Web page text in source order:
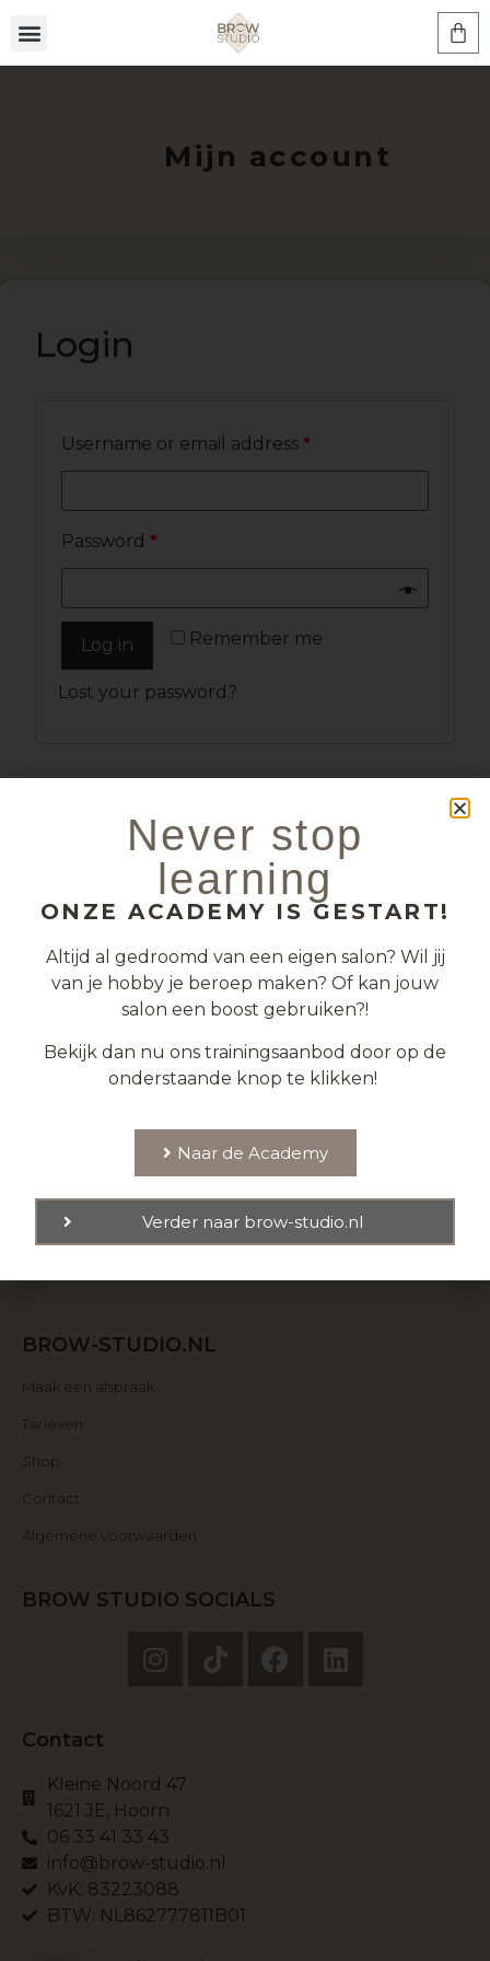
Mijn account
Mijn aankopen
Mijn gegevens
Login
Username or email address *
Password *
Remember me
Log in
Lost your password?
MAAK NU EEN AFSPRAAK
over een behandeling.
Maak nu een afspraak
BROW-STUDIO.NL
Maak een afspraak
Tarieven
Shop
Contact
Algemene voorwaarden
BROW STUDIO SOCIALS
Contact
Kleine Noord 47
1621 JE, Hoorn
06 33 41 33 43
info@brow-studio.nl
KvK: 83223088
BTW: NL862777811B01
Never stop
learning
ONZE ACADEMY IS GESTART!
Altijd al gedroomd van een eigen salon? Wil jij
van je hobby je beroep maken? Of kan jouw
salon een boost gebruiken?!
Bekijk dan nu ons trainingsaanbod door op de
onderstaande knop te klikken!
Naar de Academy
Verder naar brow-studio.nl